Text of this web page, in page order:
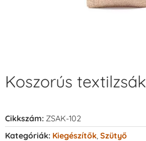
Koszorús textilzsák
Cikkszám: ZSAK-102
Kategóriák: Kiegészítők Szütyő